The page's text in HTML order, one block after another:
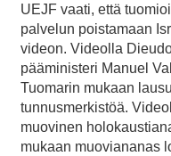
UEJF vaati, että
palvelun poistamaan
videon. Videolla
pääministeri Manuel
Tuomarin mukaan
tunnusmerkistöä.
muovinen
mukaan muoviananas